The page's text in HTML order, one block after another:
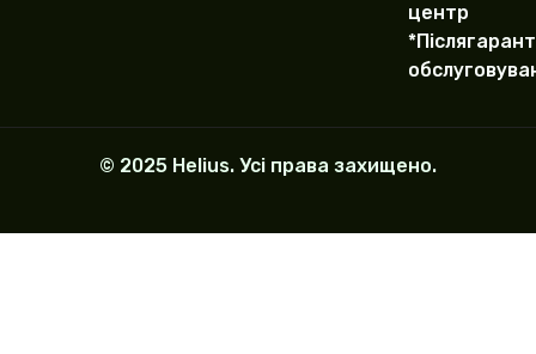
центр
© 2025 Helius. Усі права захищено.